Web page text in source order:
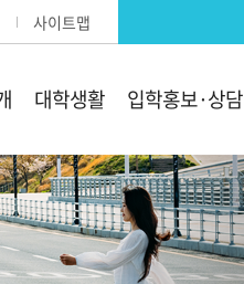
사이트맵
대학생활 입학홍보·상담